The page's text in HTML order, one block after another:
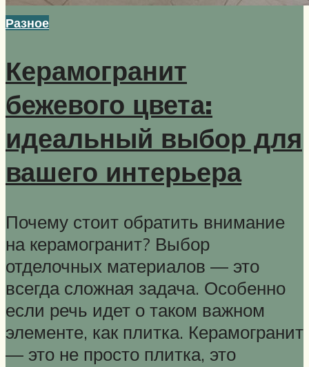
Разное
Керамогранит
бежевого цвета:
идеальный выбор для
вашего интерьера
Почему стоит обратить внимание
на керамогранит? Выбор
отделочных материалов — это
всегда сложная задача. Особенно
если речь идет о таком важном
элементе, как плитка. Керамогранит
— это не просто плитка, это